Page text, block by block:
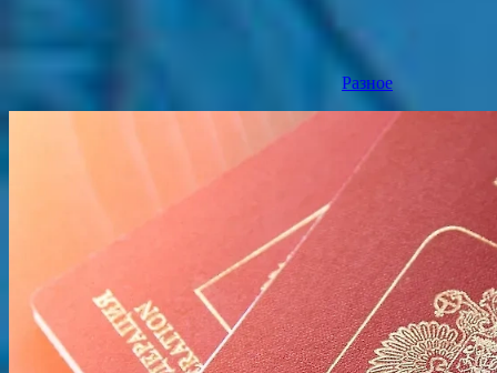
Разное